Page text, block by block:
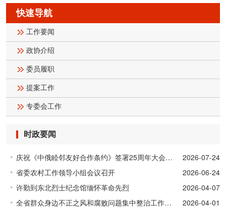
快速导航
工作要闻
政协介绍
委员履职
提案工作
专委会工作
时政要闻
庆祝《中俄睦邻友好合作条约》签署25周年大会在哈尔滨召开
2026-07-24
省委农村工作领导小组会议召开
2026-06-24
许勤到东北烈士纪念馆缅怀革命先烈
2026-04-07
全省群众身边不正之风和腐败问题集中整治工作推进会议召开
2026-04-01